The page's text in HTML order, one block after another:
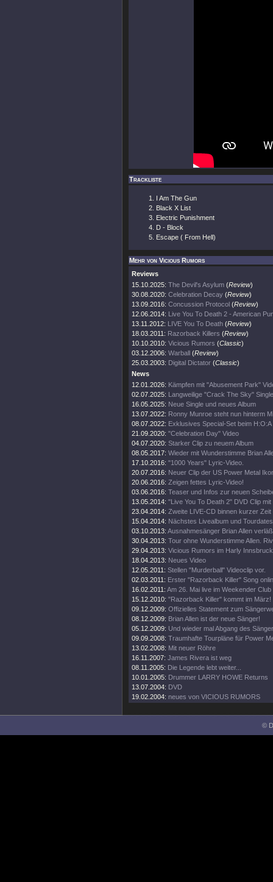
Trackliste
I Am The Gun
Black X List
Electric Punishment
D - Block
Escape ( From Hell)
Mehr von Vicious Rumors
Reviews
15.10.2025: The Devil's Asylum (Review)
30.08.2020: Celebration Decay (Review)
13.09.2016: Concussion Protocol (Review)
12.06.2014: Live You To Death 2 - American
13.11.2012: LIVE You To Death (Review)
18.03.2011: Razorback Killers (Review)
10.10.2010: Vicious Rumors (Classic)
03.12.2006: Warball (Review)
25.03.2003: Digital Dictator (Classic)
News
12.01.2026: Kämpfen mit "Abusement Park"
02.07.2025: Langweilige "Crack The Sky"
16.05.2025: Neue Single und neues Album
13.07.2022: Ronny Munroe steht nun hinterm
08.07.2022: Exklusives Special-Set beim H:O:A
21.09.2020: "Celebration Day" Video
04.07.2020: Starker Clip zu neuem Album
08.05.2017: Wieder mit Wunderstimme Brian
17.10.2016: "1000 Years" Lyric-Video.
20.07.2016: Neuer Clip der US Power Metal
20.06.2016: Zeigen fettes Lyric-Video!
03.06.2016: Teaser und Infos zur neuen
13.05.2014: "Live You To Death 2" DVD Clip
23.04.2014: Zweite LIVE-CD binnen kurzer Zeit
15.04.2014: Nächstes Livealbum und
03.10.2013: Ausnahmesänger Brian Allen
30.04.2013: Tour ohne Wunderstimme Allen.
29.04.2013: Vicious Rumors im Harly
18.04.2013: Neues Video
12.05.2011: Stellen "Murderball" Videoclip vor.
02.03.2011: Erster "Razorback Killer" Song
16.02.2011: Am 26. Mai live im Weekender
15.12.2010: "Razorback Killer" kommt im März!
09.12.2009: Offizielles Statement zum
08.12.2009: Brian Allen ist der neue Sänger!
05.12.2009: Und wieder mal Abgang des
09.09.2008: Traumhafte Tourpläne für Power
13.02.2008: Mit neuer Röhre
16.11.2007: James Rivera ist weg
08.11.2005: Die Legende lebt weiter...
10.01.2005: Drummer LARRY HOWE Returns
13.07.2004: DVD
19.02.2004: neues von VICIOUS RUMORS
©